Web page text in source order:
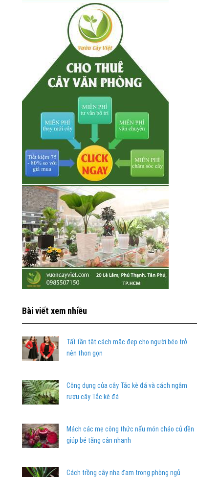
Bài viết xem nhiều
Tất tần tật cách mặc đẹp cho người béo trở
nên thon gọn
Công dụng của cây Tắc kè đá và cách ngâm
rượu cây Tắc kè đá
Mách các mẹ công thức nấu món cháo củ dền
giúp bé tăng cân nhanh
Cách trồng cây nha đam trong phòng ngủ